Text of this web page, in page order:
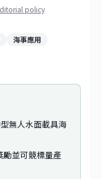
policy
海事應用
無人水面載具海
勵並可競標量產